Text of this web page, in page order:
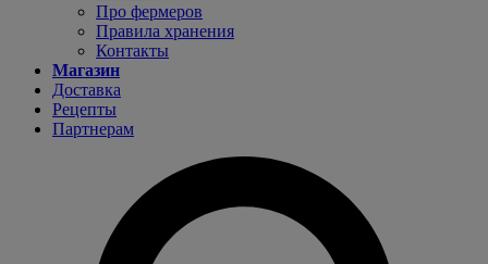
Про фермеров
Правила хранения
Контакты
Магазин
Доставка
Рецепты
Партнерам